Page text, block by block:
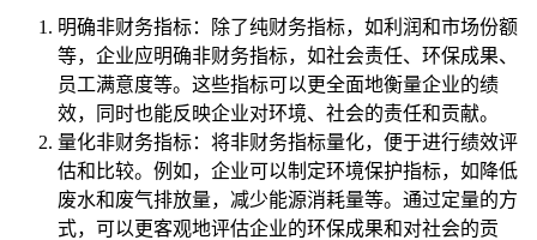
明确非财务指标：除了纯财务指标，如利润和市场份额
等，企业应明确非财务指标，如社会责任、环保成果、
员工满意度等。这些指标可以更全面地衡量企业的绩
效，同时也能反映企业对环境、社会的责任和贡献。
量化非财务指标：将非财务指标量化，便于进行绩效评
估和比较。例如，企业可以制定环境保护指标，如降低
废水和废气排放量，减少能源消耗量等。通过定量的方
式，可以更客观地评估企业的环保成果和对社会的贡